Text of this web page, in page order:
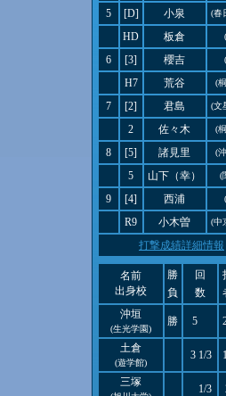
5 [D] 小泉 (春
HD 板倉
6 [3] 櫻吉
H7 荒谷 (
7 [2] 君島 (文
2 佐々木 (
8 [5] 諸見里 (
5 山下（幸） (
9 [4] 西浦
R9 小木曽 (中
打撃成績詳細情報
名前
出身校
勝
負
回
数
沖垣
(生光学園)
勝 5
土倉
(遊学館)
3 1/3
三塚
1/3